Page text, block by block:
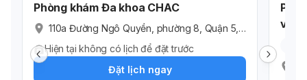
Phòng khám Đa khoa CHAC
110a Đường Ngô Quyền, phường 8, Quận 5,
Thành phố Hồ Chí Minh, Vietnam
Hiện tại không có lịch để đặt trước
Đặt lịch ngay
và